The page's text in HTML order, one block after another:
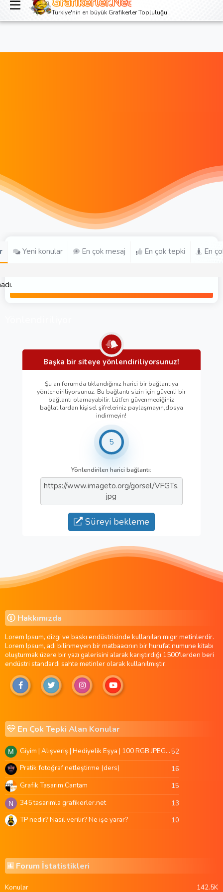
Giriş yap Kayıt ol
Türkiye'nin en büyük Grafikerler Topluluğu
Yeni konular En çok mesaj En çok tepki En
Başka bir siteye yönlendiriliyorsunuz!
Şu an forumda tıklandığınız harici bir bağlantıya
yönlendiriliyorsunuz. Bu bağlantı sizin için güvenli bir
bağlantı olamayabilir. Lütfen güvenmediğiniz
bağlatılardan kişisel şifreleriniz paylaşmayın,dosya
indirmeyin!
5
Yönlendirilen harici bağlantı:
https://www.imageto.org/gorsel/VFGTs.
jpg
Süreyi bekleme
Hakkımızda
Lorem Ipsum, dizgi ve baskı endüstrisinde kullanılan mıgır metinlerdir.
Lorem Ipsum, adı bilinmeyen bir matbaacının bir hurufat numune kitabı
oluşturmak üzere bir yazı galerisini alarak karıştırdığı 1500'lerden beri
endüstri standardı sahte metinler olarak kullanılmıştır.
En Çok Tepki Alan Konular
M Giyim | Alışveriş | Hediyelik Eşya | 100 RGB JPEG Images | 5920x4420 Pixels | 501 MB52
Pratik fotoğraf netleştirme (ders) 16
Grafik Tasarim Cantam 15
N 345 tasarimla grafikerler.net 13
TP nedir? Nasıl verilir? Ne işe yarar? 10
Forum İstatistikleri
Konular
142.5K